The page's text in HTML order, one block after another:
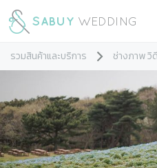
รวมสินค้าและบริการ ช่างภาพ วิ